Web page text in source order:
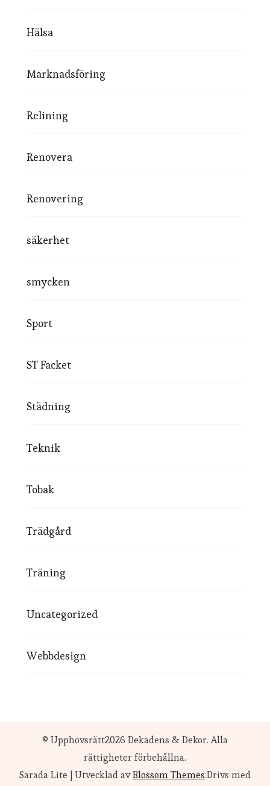
Hälsa
Marknadsföring
Relining
Renovera
Renovering
säkerhet
smycken
Sport
ST Facket
Städning
Teknik
Tobak
Trädgård
Träning
Uncategorized
Webbdesign
© Upphovsrätt2026 Dekadens & Dekor. Alla
rättigheter förbehållna.
Sarada Lite | Utvecklad avBlossom Themes.Drivs med